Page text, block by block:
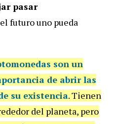
pasar
futuro uno pueda
son un
de abrir las
su existencia. Tienen
del planeta, pero